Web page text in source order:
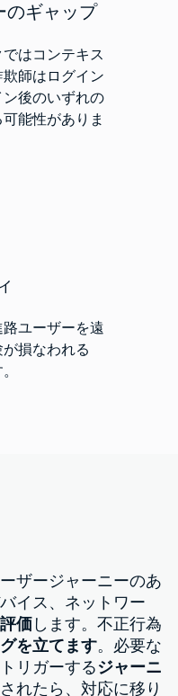
のギャップ
はコンテキス
師はログイン
後のいずれの
能性がありま
ユーザーを遠
損なわれる
ザージャーニーのあ
イス、ネットワー
価します。不正行為
を立てます。必要な
リガーするジャーニ
れたら、対応に移り